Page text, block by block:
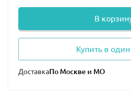
В
Купить в
Доставка